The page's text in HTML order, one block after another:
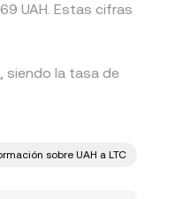
UAH. Estas cifras
siendo la tasa de
sobre UAH a LTC